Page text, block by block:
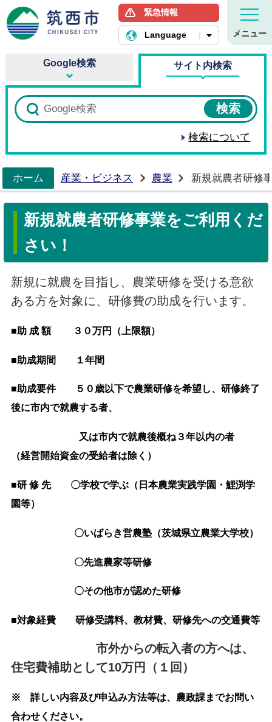
筑西市ホームページ
緊急情報
Language メニュー
Google検索 サイト内検索
検索について
ホーム
産業・ビジネス 農業 新規就農者研修
新規就農者研修事業をご利用くだ
さい！
新規に就農を目指し、農業研修を受ける意欲
ある方を対象に、研修費の助成を行います。
■助 成 額 ３０万円（上限額）
■助成期間 １年間
■助成要件 ５０歳以下で農業研修を希望し、 研修終了
後に市内で就農する者、
又は市内で就農後概ね３年以内の者
（経営開始資金の受給者は除く）
■研 修 先 〇学校で学ぶ（日本農業実践学園・鯉渕学
園等）
〇いばらき営農塾（茨城県立農業大学校）
〇先進農家等研修
〇その他市が認めた研修
■対象経費 研修受講料、教材費、研修先への交通費等
市外からの転入者の方へは、
住宅費補助として10万円（１回）
※ 詳しい内容及び申込み方法等は、農政課までお問い
合わせください。